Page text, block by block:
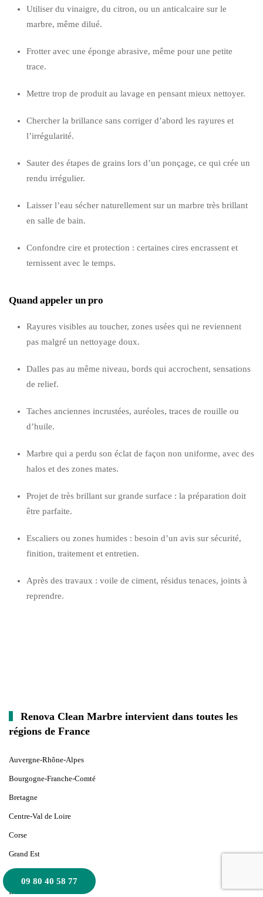
Utiliser du vinaigre, du citron, ou un anticalcaire sur le
marbre, même dilué.
Frotter avec une éponge abrasive, même pour une petite
trace.
Mettre trop de produit au lavage en pensant mieux nettoyer.
Chercher la brillance sans corriger d’abord les rayures et
l’irrégularité.
Sauter des étapes de grains lors d’un ponçage, ce qui crée un
rendu irrégulier.
Laisser l’eau sécher naturellement sur un marbre très brillant
en salle de bain.
Confondre cire et protection : certaines cires encrassent et
ternissent avec le temps.
Quand appeler un pro
Rayures visibles au toucher, zones usées qui ne reviennent
pas malgré un nettoyage doux.
Dalles pas au même niveau, bords qui accrochent, sensations
de relief.
Taches anciennes incrustées, auréoles, traces de rouille ou
d’huile.
Marbre qui a perdu son éclat de façon non uniforme, avec des
halos et des zones mates.
Projet de très brillant sur grande surface : la préparation doit
être parfaite.
Escaliers ou zones humides : besoin d’un avis sur sécurité,
finition, traitement et entretien.
Après des travaux : voile de ciment, résidus tenaces, joints à
reprendre.
09 80 40 58 77
Renova Clean Marbre intervient dans toutes les
régions de France
Auvergne-Rhône-Alpes
Bourgogne-Franche-Comté
Bretagne
Centre-Val de Loire
Corse
Grand Est
Hauts-de-France
Île-de-France